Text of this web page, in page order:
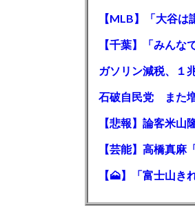
石破自民党 また
【悲報】論客米